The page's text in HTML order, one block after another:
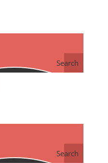
Search
Search